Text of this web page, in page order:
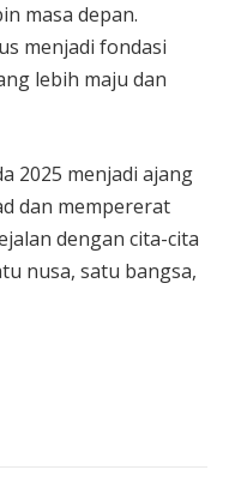
masa depan.
menjadi fondasi
lebih maju dan
2025 menjadi ajang
dan mempererat
dengan cita-cita
nusa, satu bangsa,